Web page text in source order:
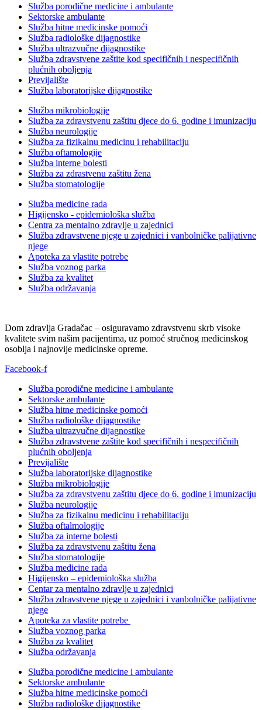
Služba porodične medicine i ambulante
Sektorske ambulante
Služba hitne medicinske pomoći
Služba radiološke dijagnostike
Služba ultrazvučne dijagnostike
Služba zdravstvene zaštite kod specifičnih i nespecifičnih
plućnih oboljenja
Previjalište
Služba laboratorijske dijagnostike
Služba mikrobiologije
Služba za zdravstvenu zaštitu djece do 6. godine i imunizaciju
Služba neurologije
Služba za fizikalnu medicinu i rehabilitaciju
Služba oftamologije
Služba interne bolesti
Služba za zdrastvenu zaštitu žena
Služba stomatologije
Služba medicine rada
Higijensko - epidemiološka služba
Centra za mentalno zdravlje u zajednici
Služba zdravstvene njege u zajednici i vanbolničke palijativne
njege
Apoteka za vlastite potrebe
Služba voznog parka
Služba za kvalitet
Služba održavanja
Dom zdravlja Gradačac – osiguravamo zdravstvenu skrb visoke
kvalitete svim našim pacijentima, uz pomoć stručnog medicinskog
osoblja i najnovije medicinske opreme.
Facebook-f
Služba porodične medicine i ambulante
Sektorske ambulante
Služba hitne medicinske pomoći
Služba radiološke dijagnostike
Služba ultrazvučne dijagnostike
Služba zdravstvene zaštite kod specifičnih i nespecifičnih
plućnih oboljenja
Previjalište
Služba laboratorijske dijagnostike
Služba mikrobiologije
Služba za zdravstvenu zaštitu djece do 6. godine i imunizaciju
Služba neurologije
Služba za fizikalnu medicinu i rehabilitaciju
Služba oftalmologije
Služba za interne bolesti
Služba za zdravstvenu zaštitu žena
Služba stomatologije
Služba medicine rada
Higijensko – epidemiološka služba
Centar za mentalno zdravlje u zajednici
Služba zdravstvene njege u zajednici i vanbolničke palijativne
njege
Apoteka za vlastite potrebe
Služba voznog parka
Služba za kvalitet
Služba održavanja
Služba porodične medicine i ambulante
Sektorske ambulante
Služba hitne medicinske pomoći
Služba radiološke dijagnostike